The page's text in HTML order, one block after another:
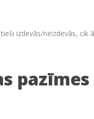
izdevās/neizdevās,